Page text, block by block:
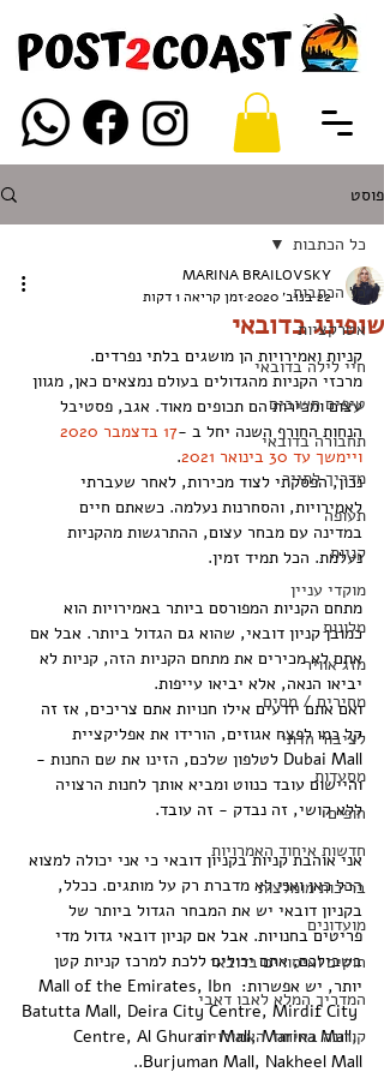
פוסט
כל הכתבות
אטרקציות
חיי לילה בדובאי
טיפים חשובים
תחבורה בדובאי
מדריך לתייר
תעופה
קניות
מוקדי עניין
מלונות
מזג אוויר
מחירים / מסים
לציבור הדתי
מסעדות
חופים
חדשות איחוד האמרויות
בריכות מומלצות
מועדונים
חוקים ואיסורים בדובאי
המדריך המלא לאבו דאבי
קורונה באיחוד האמירויות
כל הכתבות
שופינג בדובאי
MARINA BRAILOVSKY
22 בנוב׳ 2020
זמן קריאה 1 דקות
קניות ואמירויות הן מושגים בלתי נפרדים.
מרכזי הקניות מהגדולים בעולם נמצאים כאן, מגוון
עצום ומכירות הם תכופים מאוד. אגב, פסטיבל
הנחות החורף השנה יחל ב -
ויימשך עד 30 בינואר 2021
.
נכון, הפסקתי לצוד מכירות, לאחר שעברתי
לאמירויות, והסחרנות נעלמה. כשאתם חיים
במדינה עם מבחר עצום, ההתרגשות מהקניות
נעלמת. הכל תמיד זמין.
מתחם הקניות המפורסם ביותר באמירויות הוא
כמובן קניון דובאי, שהוא גם הגדול ביותר. אבל אם
אתם לא מכירים את מתחם הקניות הזה, קניות לא
יביאו הנאה, אלא יביאו עייפות.
ואם אתם יודעים אילו חנויות אתם צריכים, אז זה
קל כמו לפצח אגוזים, הורידו את אפליקציית
Dubai Mall לטלפון שלכם, הזינו את שם החנות -
והיישום עובד כנווט ומביא אותך לחנות הרצויה
ללא קושי, זה נבדק - זה עובד.
אני אוהבת קניות בקניון דובאי כי אני יכולה למצוא
הכל כאן ואני לא מדברת רק על מותגים. ככלל,
בקניון דובאי יש את המבחר הגדול ביותר של
פריטים בחנויות. אבל אם קניון דובאי גדול מדי
בשבילכם, אתם יכולים ללכת למרכז קניות קטן
יותר, יש אפשרות: Mall of the Emirates, Ibn
Batutta Mall, Deira City Centre, Mirdif City
Centre, Al Ghurair Mall, Marina Mall,
Burjuman Mall, Nakheel Mall..